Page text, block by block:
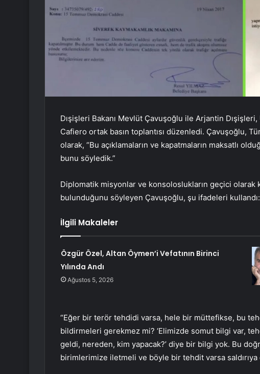
Dışişleri Bakanı Mevlüt Çavuşoğlu ile Arjantin
Cafiero ortak basın toplantısı düzenledi. Çavuşoğlu,
olarak, “Bu açıklamaların ve kapatmaların maksatlı
bunu söyledik.”
Diplomatik misyonlar ve konsoloslukların geçici olarak
bulunduğunu söyleyen Çavuşoğlu, şu ifadeleri kullandı:
İlgili Makaleler
Özgür Özel, Altan Öymen’i Vefatının Birinci
Yılında Andı
Ağustos 5, 2026
“Eğer bir terör tehdidi varsa, hele bir müttefikse, bu
bildirmeleri gerekmez mi? ‘Elimizde somut bilgi var,
geldi, nereden, kim yapacak?’ diye bir bilgi yok. Bu
birimlerimize iletmeli ve böyle bir tehdit varsa saldırıya